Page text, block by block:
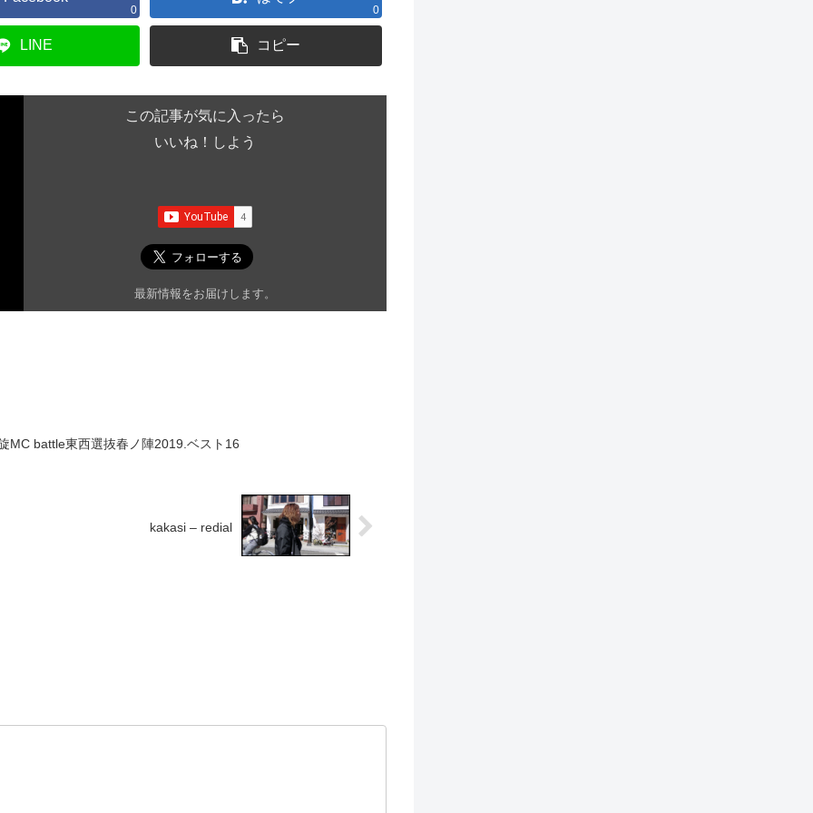
0 0
LINE コピー
この記事が気に入ったら
いいね！しよう
最新情報をお届けします。
MC battle東西選抜春ノ陣2019.ベスト16
kakasi – redial